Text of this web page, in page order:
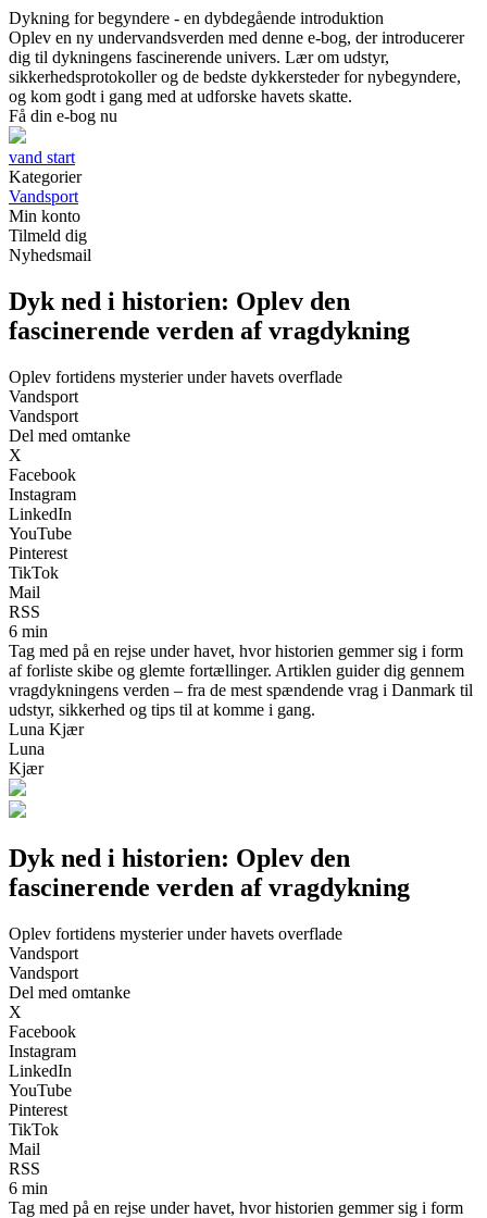
Dykning for begyndere - en dybdegående introduktion
Oplev en ny undervandsverden med denne e-bog, der introducerer
dig til dykningens fascinerende univers. Lær om udstyr,
sikkerhedsprotokoller og de bedste dykkersteder for nybegyndere,
og kom godt i gang med at udforske havets skatte.
Få din e-bog nu
vand start
Kategorier
Vandsport
Min konto
Tilmeld dig
Nyhedsmail
Dyk ned i historien: Oplev den
fascinerende verden af vragdykning
Oplev fortidens mysterier under havets overflade
Vandsport
Vandsport
Del med omtanke
X
Facebook
Instagram
LinkedIn
YouTube
Pinterest
TikTok
Mail
RSS
6 min
Tag med på en rejse under havet, hvor historien gemmer sig i form
af forliste skibe og glemte fortællinger. Artiklen guider dig gennem
vragdykningens verden – fra de mest spændende vrag i Danmark til
udstyr, sikkerhed og tips til at komme i gang.
Luna Kjær
Luna
Kjær
Dyk ned i historien: Oplev den
fascinerende verden af vragdykning
Oplev fortidens mysterier under havets overflade
Vandsport
Vandsport
Del med omtanke
X
Facebook
Instagram
LinkedIn
YouTube
Pinterest
TikTok
Mail
RSS
6 min
Tag med på en rejse under havet, hvor historien gemmer sig i form